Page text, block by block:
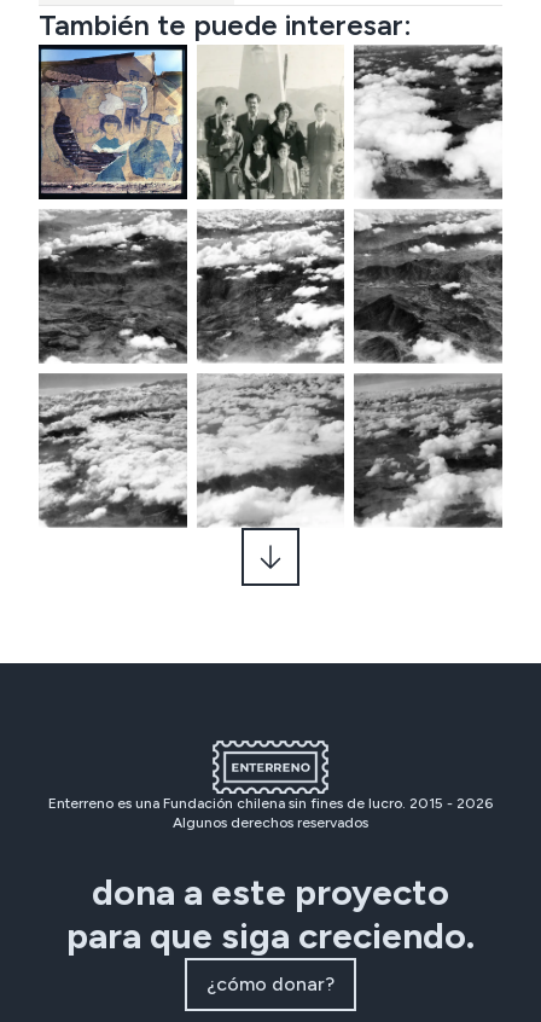
También te puede interesar:
Enterreno es una Fundación chilena sin fines de lucro. 2015 - 2026
Algunos derechos reservados
dona a este proyecto
para que siga creciendo.
¿cómo donar?